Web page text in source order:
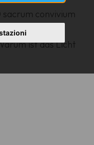
sacrum convivium
ist das Licht